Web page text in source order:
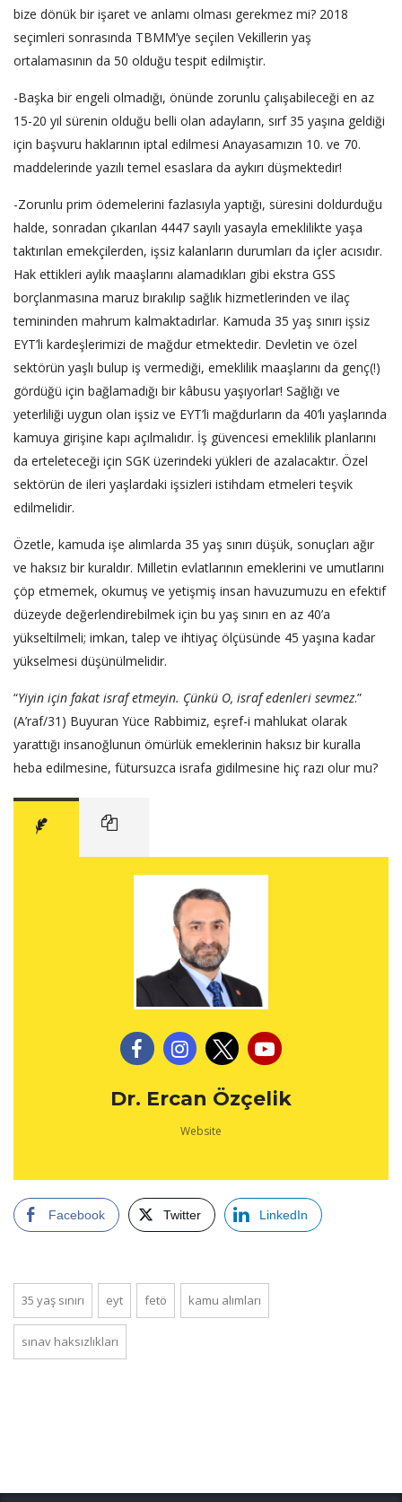
bize dönük bir işaret ve anlamı olması gerekmez mi? 2018
seçimleri sonrasında TBMM’ye seçilen Vekillerin yaş
ortalamasının da 50 olduğu tespit edilmiştir.
-Başka bir engeli olmadığı, önünde zorunlu çalışabileceği en az
15-20 yıl sürenin olduğu belli olan adayların, sırf 35 yaşına geldiği
için başvuru haklarının iptal edilmesi Anayasamızın 10. ve 70.
maddelerinde yazılı temel esaslara da aykırı düşmektedir!
-Zorunlu prim ödemelerini fazlasıyla yaptığı, süresini doldurduğu
halde, sonradan çıkarılan 4447 sayılı yasayla emeklilikte yaşa
taktırılan emekçilerden, işsiz kalanların durumları da içler acısıdır.
Hak ettikleri aylık maaşlarını alamadıkları gibi ekstra GSS
borçlanmasına maruz bırakılıp sağlık hizmetlerinden ve ilaç
temininden mahrum kalmaktadırlar. Kamuda 35 yaş sınırı işsiz
EYT’li kardeşlerimizi de mağdur etmektedir. Devletin ve özel
sektörün yaşlı bulup iş vermediği, emeklilik maaşlarını da genç(!)
gördüğü için bağlamadığı bir kâbusu yaşıyorlar! Sağlığı ve
yeterliliği uygun olan işsiz ve EYT’li mağdurların da 40’lı yaşlarında
kamuya girişine kapı açılmalıdır. İş güvencesi emeklilik planlarını
da erteleteceği için SGK üzerindeki yükleri de azalacaktır. Özel
sektörün de ileri yaşlardaki işsizleri istihdam etmeleri teşvik
edilmelidir.
Özetle, kamuda işe alımlarda 35 yaş sınırı düşük, sonuçları ağır
ve haksız bir kuraldır. Milletin evlatlarının emeklerini ve umutlarını
çöp etmemek, okumuş ve yetişmiş insan havuzumuzu en efektif
düzeyde değerlendirebilmek için bu yaş sınırı en az 40’a
yükseltilmeli; imkan, talep ve ihtiyaç ölçüsünde 45 yaşına kadar
yükselmesi düşünülmelidir.
“Yiyin için fakat israf etmeyin. Çünkü O, israf edenleri sevmez.”
(A’raf/31) Buyuran Yüce Rabbimiz, eşref-i mahlukat olarak
yarattığı insanoğlunun ömürlük emeklerinin haksız bir kuralla
heba edilmesine, fütursuzca israfa gidilmesine hiç razı olur mu?
Dr. Ercan Özçelik
Website
Facebook Twitter LinkedIn
35 yaş sınırı eyt fetö kamu alımları
sınav haksızlıkları